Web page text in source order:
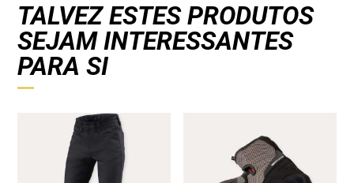
TALVEZ ESTES PRODUTOS
SEJAM INTERESSANTES
PARA SI